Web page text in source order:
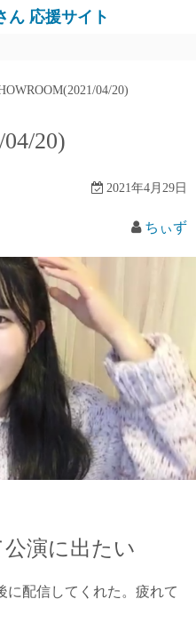
ん 応援サイト
04/20)
20)
2021年4月29日
ちぃず
演に出たい
に配信してくれた。疲れて